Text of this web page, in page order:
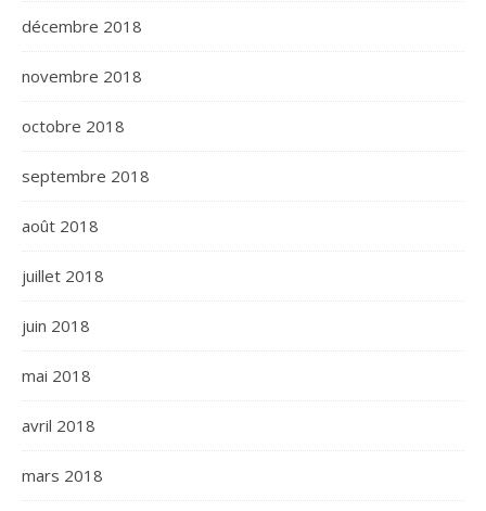
décembre 2018
novembre 2018
octobre 2018
septembre 2018
août 2018
juillet 2018
juin 2018
mai 2018
avril 2018
mars 2018